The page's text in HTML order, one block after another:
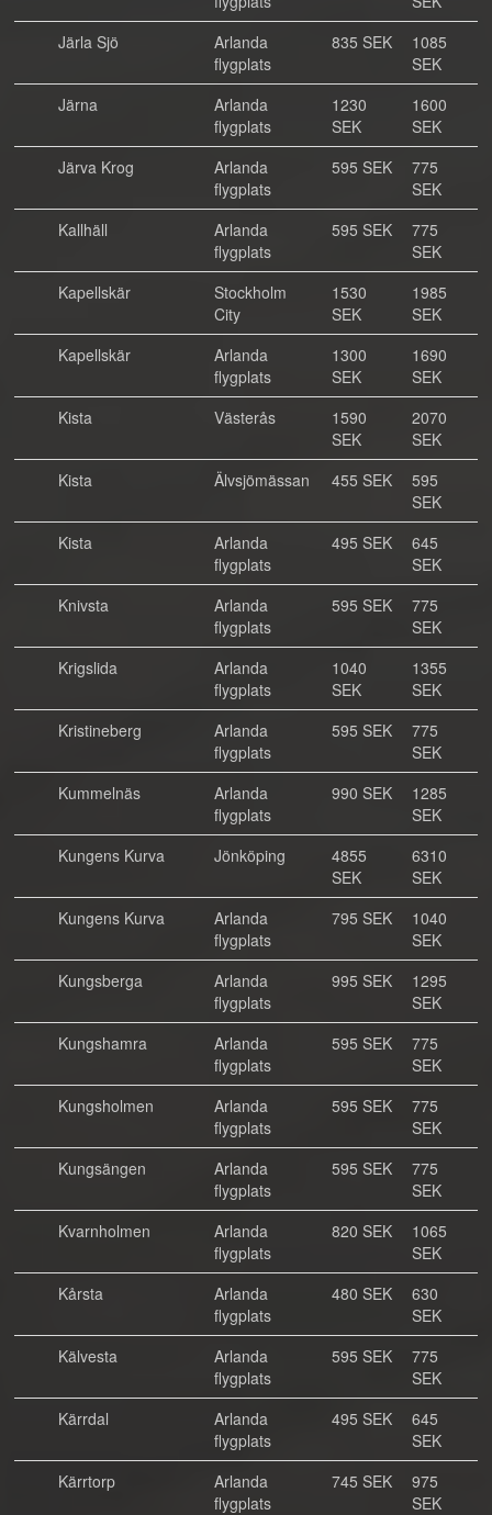
Järla Sjö
Arlanda
flygplats
835 SEK
1085
SEK
Järna
Arlanda
flygplats
1230
SEK
1600
SEK
Järva Krog
Arlanda
flygplats
595 SEK
775
SEK
Kallhäll
Arlanda
flygplats
595 SEK
775
SEK
Kapellskär
Stockholm
City
1530
SEK
1985
SEK
Kapellskär
Arlanda
flygplats
1300
SEK
1690
SEK
Kista
Västerås
1590
SEK
2070
SEK
Kista
Älvsjömässan 455 SEK
595
SEK
Kista
Arlanda
flygplats
495 SEK
645
SEK
Knivsta
Arlanda
flygplats
595 SEK
775
SEK
Krigslida
Arlanda
flygplats
1040
SEK
1355
SEK
Kristineberg
Arlanda
flygplats
595 SEK
775
SEK
Kummelnäs
Arlanda
flygplats
990 SEK
1285
SEK
Kungens Kurva
Jönköping
4855
SEK
6310
SEK
Kungens Kurva
Arlanda
flygplats
795 SEK
1040
SEK
Kungsberga
Arlanda
flygplats
995 SEK
1295
SEK
Kungshamra
Arlanda
flygplats
595 SEK
775
SEK
Kungsholmen
Arlanda
flygplats
595 SEK
775
SEK
Kungsängen
Arlanda
flygplats
595 SEK
775
SEK
Kvarnholmen
Arlanda
flygplats
820 SEK
1065
SEK
Kårsta
Arlanda
flygplats
480 SEK
630
SEK
Kälvesta
Arlanda
flygplats
595 SEK
775
SEK
Kärrdal
Arlanda
flygplats
495 SEK
645
SEK
Kärrtorp
Arlanda
flygplats
745 SEK
975
SEK